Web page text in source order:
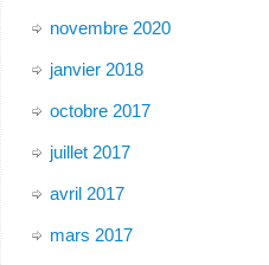
novembre 2020
janvier 2018
octobre 2017
juillet 2017
avril 2017
mars 2017